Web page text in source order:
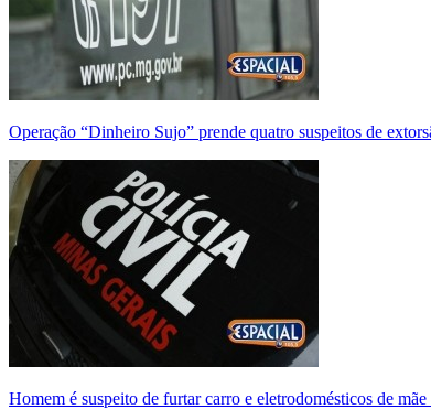
Operação “Dinheiro Sujo” prende quatro suspeitos de
Homem é suspeito de furtar carro e eletrodomésticos de